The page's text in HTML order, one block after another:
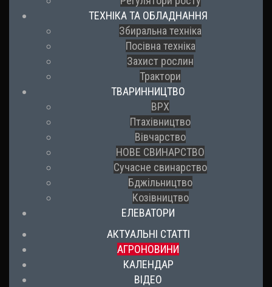
ТЕХНІКА ТА ОБЛАДНАННЯ
Збиральна техніка
Посівна техніка
Захист рослин
Трактори
ТВАРИННИЦТВО
ВРХ
Птахівництво
Вівчарство
НОВЕ СВИНАРСТВО
Сучасне свинарство
Бджільництво
Козівництво
ЕЛЕВАТОРИ
АКТУАЛЬНІ СТАТТІ
АГРОНОВИНИ
КАЛЕНДАР
ВІДЕО